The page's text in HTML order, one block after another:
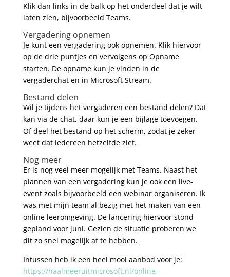
Klik dan links in de balk op het onderdeel dat je wilt
laten zien, bijvoorbeeld Teams.
Vergadering opnemen
Je kunt een vergadering ook opnemen. Klik hiervoor
op de drie puntjes en vervolgens op Opname
starten. De opname kun je vinden in de
vergaderchat en in Microsoft Stream.
Bestand delen
Wil je tijdens het vergaderen een bestand delen? Dat
kan via de chat, daar kun je een bijlage toevoegen.
Of deel het bestand op het scherm, zodat je zeker
weet dat iedereen hetzelfde ziet.
Nog meer
Er is nog veel meer mogelijk met Teams. Naast het
plannen van een vergadering kun je ook een live-
event zoals bijvoorbeeld een webinar organiseren. Ik
was met mijn team al bezig met het maken van een
online leeromgeving. De lancering hiervoor stond
gepland voor juni. Gezien de situatie proberen we
dit zo snel mogelijk af te hebben.
Intussen heb ik een heel mooi aanbod voor je:
https://haalmeeruitmicrosoft.nl/online-